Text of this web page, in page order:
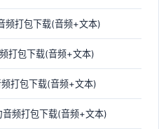
频打包下载(音频+文本)
打包下载(音频+文本)
打包下载(音频+文本)
音频打包下载(音频+文本)